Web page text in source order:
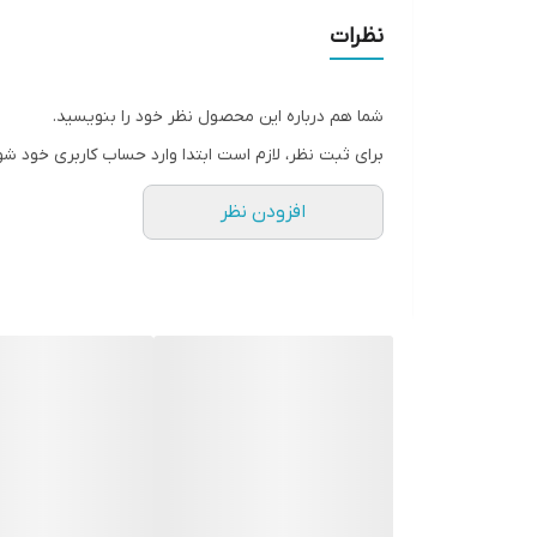
نظرات
شما هم درباره این محصول نظر خود را بنویسید.
برای ثبت نظر، لازم است ابتدا وارد حساب کاربری خود
افزودن نظر